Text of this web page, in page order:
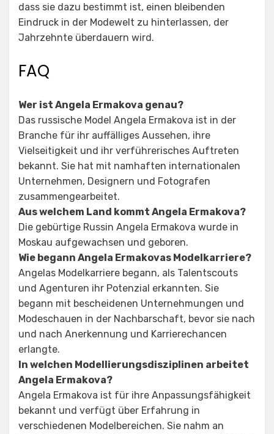
dass sie dazu bestimmt ist, einen bleibenden
Eindruck in der Modewelt zu hinterlassen, der
Jahrzehnte überdauern wird.
FAQ
Wer ist Angela Ermakova genau?
Das russische Model Angela Ermakova ist in der
Branche für ihr auffälliges Aussehen, ihre
Vielseitigkeit und ihr verführerisches Auftreten
bekannt. Sie hat mit namhaften internationalen
Unternehmen, Designern und Fotografen
zusammengearbeitet.
Aus welchem Land kommt Angela Ermakova?
Die gebürtige Russin Angela Ermakova wurde in
Moskau aufgewachsen und geboren.
Wie begann Angela Ermakovas Modelkarriere?
Angelas Modelkarriere begann, als Talentscouts
und Agenturen ihr Potenzial erkannten. Sie
begann mit bescheidenen Unternehmungen und
Modeschauen in der Nachbarschaft, bevor sie nach
und nach Anerkennung und Karrierechancen
erlangte.
In welchen Modellierungsdisziplinen arbeitet
Angela Ermakova?
Angela Ermakova ist für ihre Anpassungsfähigkeit
bekannt und verfügt über Erfahrung in
verschiedenen Modelbereichen. Sie nahm an